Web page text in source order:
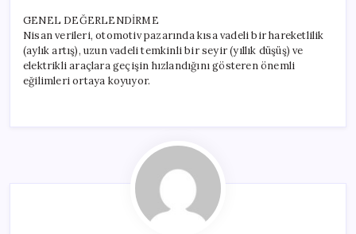
GENEL DEĞERLENDİRME
Nisan verileri, otomotiv pazarında kısa vadeli bir hareketlilik
(aylık artış), uzun vadeli temkinli bir seyir (yıllık düşüş) ve
elektrikli araçlara geçişin hızlandığını gösteren önemli
eğilimleri ortaya koyuyor.